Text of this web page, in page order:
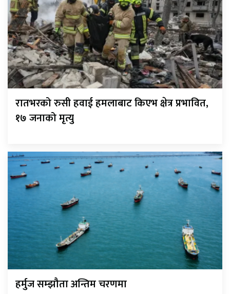
रातभरको रुसी हवाई हमलाबाट किएभ क्षेत्र प्रभावित,
१७ जनाको मृत्यु
हर्मुज सम्झौता अन्तिम चरणमा